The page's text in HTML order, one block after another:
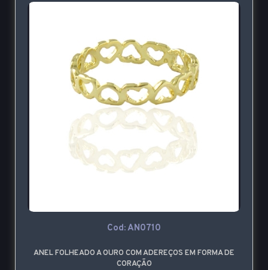
Cod: AN0710
ANEL FOLHEADO A OURO COM ADEREÇOS EM FORMA DE
CORAÇÃO